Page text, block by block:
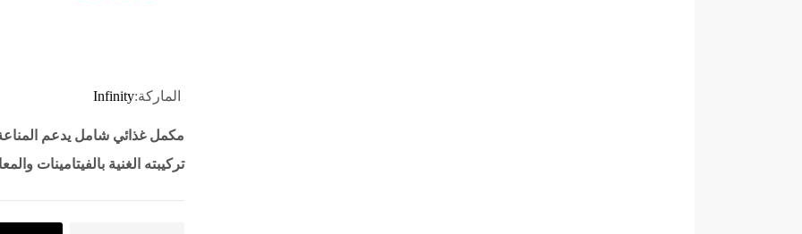
الماركة:Infinity
مكمل غذائي شامل يدعم
تركيبته الغنية بالفيتامينات